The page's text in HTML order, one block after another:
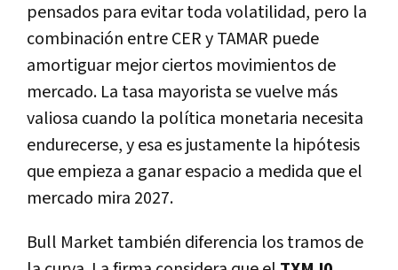
pensados para evitar toda volatilidad, pero la
combinación entre CER y TAMAR puede
amortiguar mejor ciertos movimientos de
mercado. La tasa mayorista se vuelve más
valiosa cuando la política monetaria necesita
endurecerse, y esa es justamente la hipótesis
que empieza a ganar espacio a medida que el
mercado mira 2027.
Bull Market también diferencia los tramos de